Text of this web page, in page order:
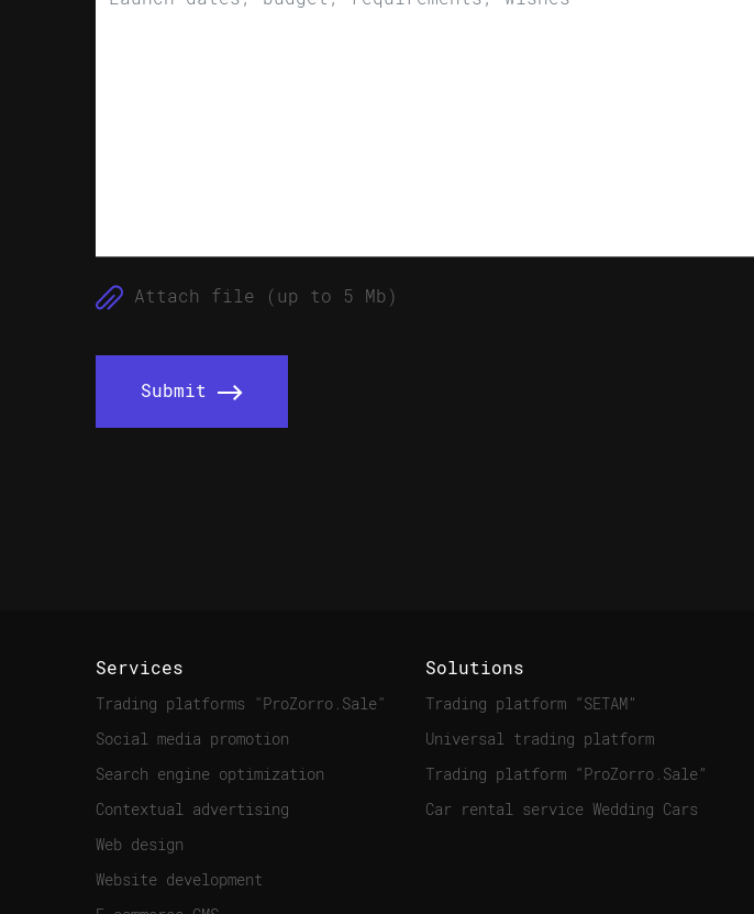
Attach file (up to 5 Mb)
Submit
Services
Trading platforms "ProZorro.Sale"
Social media promotion
Search engine optimization
Contextual advertising
Web design
Website development
Solutions
Trading platform “SETAM”
Universal trading platform
Trading platform “ProZorro.Sale”
Car rental service Wedding Cars